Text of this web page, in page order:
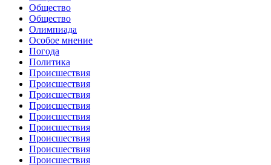
Общество
Общество
Олимпиада
Особое мнение
Погода
Политика
Происшествия
Происшествия
Происшествия
Происшествия
Происшествия
Происшествия
Происшествия
Происшествия
Происшествия